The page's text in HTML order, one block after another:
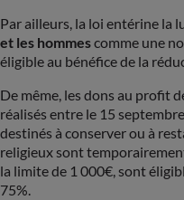
Par ailleurs, la loi entérine la
et les hommescomme une
éligible au bénéfice de la
De même, les dons au profit
réalisés entre le 15
destinés à conserver ou à
religieux sont
la limite de 1 000€, sont
75%.